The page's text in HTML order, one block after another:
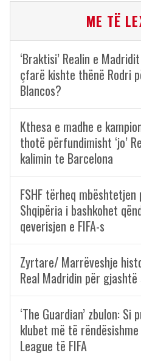
ME TË
‘Braktisi’ Realin e
çfarë kishte thënë Rodri
Blancos?
Kthesa e madhe e
thotë përfundimisht ‘jo’
kalimin te Barcelona
FSHF tërheq
Shqipëria i bashkohet
qeverisjen e FIFA-s
Zyrtare/ Marrëveshje
Real Madridin për
‘The Guardian’ zbulon:
klubet më të
League të FIFA